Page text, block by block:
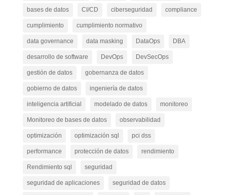
bases de datos CI/CD ciberseguridad compliance
cumplimiento cumplimiento normativo
data governance data masking DataOps DBA
desarrollo de software DevOps DevSecOps
gestión de datos gobernanza de datos
gobierno de datos ingeniería de datos
inteligencia artificial modelado de datos monitoreo
Monitoreo de bases de datos observabilidad
optimización optimización sql pci dss
performance protección de datos rendimiento
Rendimiento sql seguridad
seguridad de aplicaciones seguridad de datos